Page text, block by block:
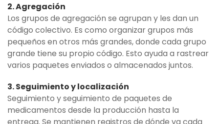
2. Agregación
Los grupos de agregación se agrupan y les dan un
código colectivo. Es como organizar grupos más
pequeños en otros más grandes, donde cada grupo
grande tiene su propio código. Esto ayuda a rastrear
varios paquetes enviados o almacenados juntos.
3. Seguimiento y localización
Seguimiento y seguimiento de paquetes de
medicamentos desde la producción hasta la
entrega. Se mantienen registros de dónde va cada